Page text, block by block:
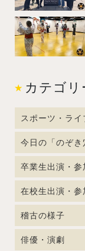
カテゴリ
スポーツ・ラ
今日の「のぞき
卒業生出演・参
在校生出演・参
稽古の様子
俳優・演劇